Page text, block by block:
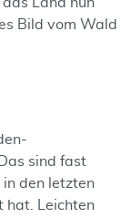
Bild vom Wald
sind fast
in den letzten
hat. Leichten